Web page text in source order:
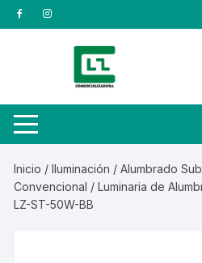
Saltar
al
Inicio /Iluminación /Alumbrado
Convencional / Luminaria de
LZ-ST-50W-BB